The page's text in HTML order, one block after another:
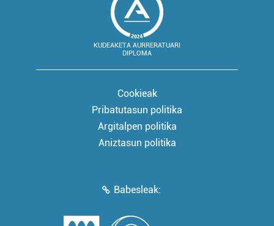
KUDEAKETA AURRERATUARI
DIPLOMA
Cookieak
Pribatutasun politika
Argitalpen politika
Aniztasun politika
Babesleak: